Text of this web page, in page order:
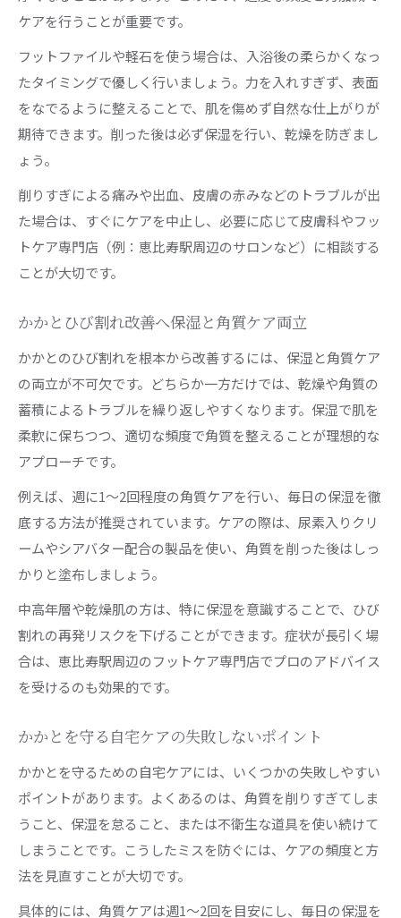
ケアを行うことが重要です。
フットファイルや軽石を使う場合は、入浴後の柔らかくなっ
たタイミングで優しく行いましょう。力を入れすぎず、表面
をなでるように整えることで、肌を傷めず自然な仕上がりが
期待できます。削った後は必ず保湿を行い、乾燥を防ぎまし
ょう。
削りすぎによる痛みや出血、皮膚の赤みなどのトラブルが出
た場合は、すぐにケアを中止し、必要に応じて皮膚科やフッ
トケア専門店（例：恵比寿駅周辺のサロンなど）に相談する
ことが大切です。
かかとひび割れ改善へ保湿と角質ケア両立
かかとのひび割れを根本から改善するには、保湿と角質ケア
の両立が不可欠です。どちらか一方だけでは、乾燥や角質の
蓄積によるトラブルを繰り返しやすくなります。保湿で肌を
柔軟に保ちつつ、適切な頻度で角質を整えることが理想的な
アプローチです。
例えば、週に1～2回程度の角質ケアを行い、毎日の保湿を徹
底する方法が推奨されています。ケアの際は、尿素入りクリ
ームやシアバター配合の製品を使い、角質を削った後はしっ
かりと塗布しましょう。
中高年層や乾燥肌の方は、特に保湿を意識することで、ひび
割れの再発リスクを下げることができます。症状が長引く場
合は、恵比寿駅周辺のフットケア専門店でプロのアドバイス
を受けるのも効果的です。
かかとを守る自宅ケアの失敗しないポイント
かかとを守るための自宅ケアには、いくつかの失敗しやすい
ポイントがあります。よくあるのは、角質を削りすぎてしま
うこと、保湿を怠ること、または不衛生な道具を使い続けて
しまうことです。こうしたミスを防ぐには、ケアの頻度と方
法を見直すことが大切です。
具体的には、角質ケアは週1～2回を目安にし、毎日の保湿を